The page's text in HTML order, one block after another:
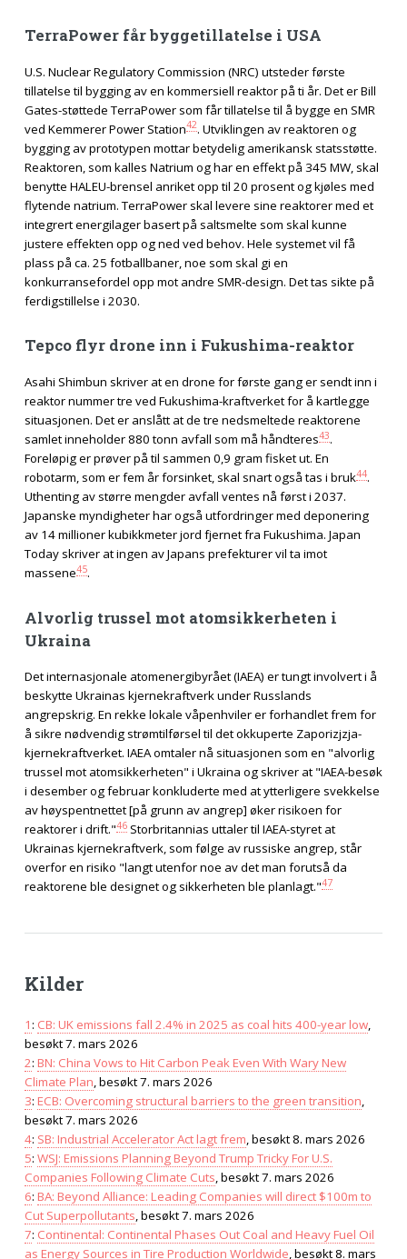
TerraPower får byggetillatelse i USA
U.S. Nuclear Regulatory Commission (NRC) utsteder første
tillatelse til bygging av en kommersiell reaktor på ti år. Det er Bill
Gates-støttede TerraPower som får tillatelse til å bygge en SMR
ved Kemmerer Power Station42. Utviklingen av reaktoren og
bygging av prototypen mottar betydelig amerikansk statsstøtte.
Reaktoren, som kalles Natrium og har en effekt på 345 MW, skal
benytte HALEU-brensel anriket opp til 20 prosent og kjøles med
flytende natrium. TerraPower skal levere sine reaktorer med et
integrert energilager basert på saltsmelte som skal kunne
justere effekten opp og ned ved behov. Hele systemet vil få
plass på ca. 25 fotballbaner, noe som skal gi en
konkurransefordel opp mot andre SMR-design. Det tas sikte på
ferdigstillelse i 2030.
Tepco flyr drone inn i Fukushima-reaktor
Asahi Shimbun skriver at en drone for første gang er sendt inn i
reaktor nummer tre ved Fukushima-kraftverket for å kartlegge
situasjonen. Det er anslått at de tre nedsmeltede reaktorene
samlet inneholder 880 tonn avfall som må håndteres43.
Foreløpig er prøver på til sammen 0,9 gram fisket ut. En
robotarm, som er fem år forsinket, skal snart også tas i bruk44.
Uthenting av større mengder avfall ventes nå først i 2037.
Japanske myndigheter har også utfordringer med deponering
av 14 millioner kubikkmeter jord fjernet fra Fukushima. Japan
Today skriver at ingen av Japans prefekturer vil ta imot
massene45.
Alvorlig trussel mot atomsikkerheten i
Ukraina
Det internasjonale atomenergibyrået (IAEA) er tungt involvert i å
beskytte Ukrainas kjernekraftverk under Russlands
angrepskrig. En rekke lokale våpenhviler er forhandlet frem for
å sikre nødvendig strømtilførsel til det okkuperte Zaporizjzja-
kjernekraftverket. IAEA omtaler nå situasjonen som en "alvorlig
trussel mot atomsikkerheten" i Ukraina og skriver at "IAEA-besøk
i desember og februar konkluderte med at ytterligere svekkelse
av høyspentnettet [på grunn av angrep] øker risikoen for
reaktorer i drift."46Storbritannias uttaler til IAEA-styret at
Ukrainas kjernekraftverk, som følge av russiske angrep, står
overfor en risiko "langt utenfor noe av det man forutså da
reaktorene ble designet og sikkerheten ble planlagt."47
Kilder
1 : CB: UK emissions fall 2.4% in 2025 as coal hits 400-year low,
besøkt 7. mars 2026
2: BN: China Vows to Hit Carbon Peak Even With Wary New
Climate Plan, besøkt 7. mars 2026
3: ECB: Overcoming structural barriers to the green transition,
besøkt 7. mars 2026
4: SB: Industrial Accelerator Act lagt frem, besøkt 8. mars 2026
5: WSJ: Emissions Planning Beyond Trump Tricky For U.S.
Companies Following Climate Cuts, besøkt 7. mars 2026
6: BA: Beyond Alliance: Leading Companies will direct $100m to
Cut Superpollutants, besøkt 7. mars 2026
7: Continental: Continental Phases Out Coal and Heavy Fuel Oil
as Energy Sources in Tire Production Worldwide, besøkt 8. mars